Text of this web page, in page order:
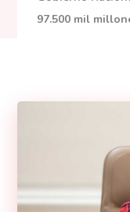
97.500 mil